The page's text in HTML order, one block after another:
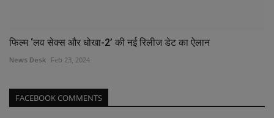
फिल्म ‘लव सेक्स और धोखा-2’ की नई रिलीज डेट का ऐलान
News Desk Feb 23, 2024
FACEBOOK COMMENTS